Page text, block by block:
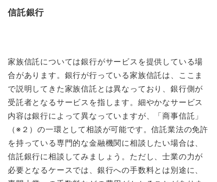
信託銀行
家族信託については銀行がサービスを提供している場
合があります。銀行が行っている家族信託は、ここま
で説明してきた家族信託とは異なっており、銀行側が
受託者となるサービスを指します。細やかなサービス
内容は銀行によって異なっていますが、「商事信託」
（※２）の一環として相談が可能です。信託業法の免許
を持っている専門的な金融機関に相談したい場合は、
信託銀行に相談してみましょう。ただし、士業の力が
必要となるケースでは、銀行への手数料とは別途に、